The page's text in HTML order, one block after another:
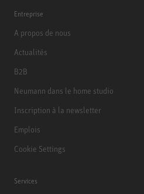
Entreprise
A propos de nous
Actualités
B2B
Neumann dans le home studio
Inscription à la newsletter
Emplois
Cookie Settings
Services